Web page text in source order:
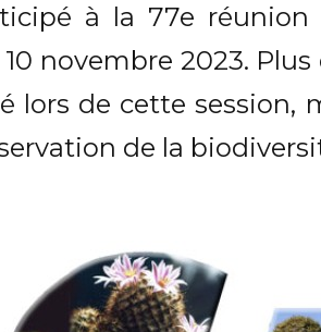
à la 77e
novembre 2023.
lors de cette
de la